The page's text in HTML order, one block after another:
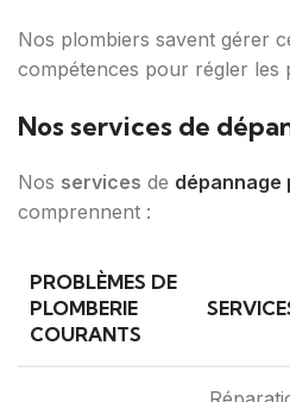
Nos plombiers savent gérer
compétences pour régler les
Nos services de
Nos services de dépannage
comprennent :
PROBLÈMES DE
PLOMBERIE
COURANTS